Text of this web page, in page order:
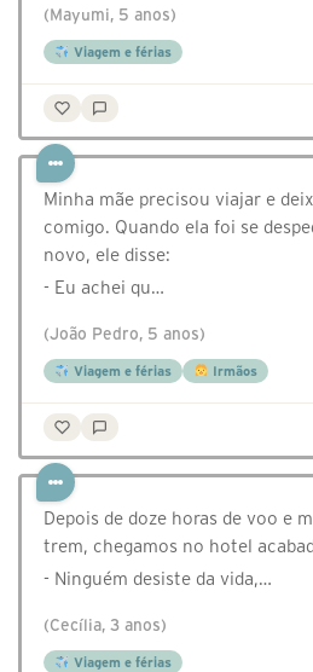
(Mayumi, 5 anos)
Viagem e férias
Minha mãe precisou viajar e
comigo. Quando ela foi se
novo, ele disse:
- Eu achei qu…
(João Pedro, 5 anos)
Viagem e férias Irmãos
Depois de doze horas de voo e
trem, chegamos no hotel
- Ninguém desiste da vida,…
(Cecília, 3 anos)
Viagem e férias